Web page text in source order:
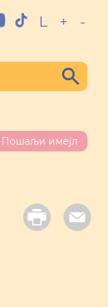
L + -
Пошаљи имејл